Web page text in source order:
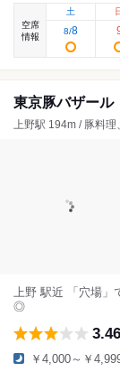
空席
情報
土
8/8
東京豚バザール
上野駅 194m / 豚料
上野 駅近 「穴場」
◎
3.46
￥4,000～￥